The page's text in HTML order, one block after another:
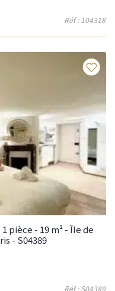
Réf : 104318
pièce - 19 m² - Île de
- S04389
Réf : S04389